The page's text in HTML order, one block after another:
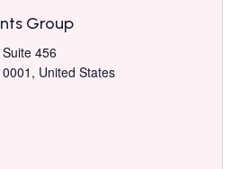
Group
456
, United States